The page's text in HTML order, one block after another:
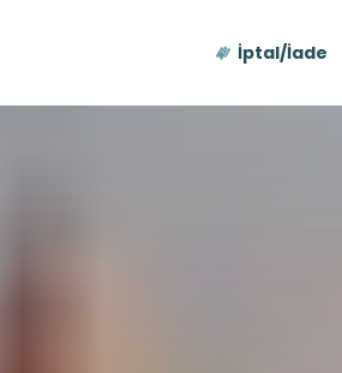
İptal/İade